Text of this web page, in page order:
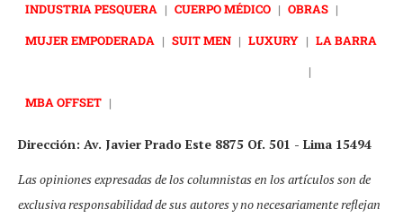
INDUSTRIA PESQUERA | CUERPO MÉDICO | OBRAS |
MUJER EMPODERADA | SUIT MEN | LUXURY | LA BARRA
|
MBA OFFSET |
Dirección: Av. Javier Prado Este 8875 Of. 501 - Lima 15494
Las opiniones expresadas de los columnistas en los artículos son de
exclusiva responsabilidad de sus autores y no necesariamente reflejan